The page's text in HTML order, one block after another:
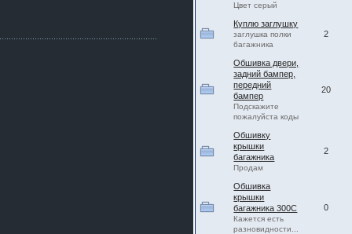
Цвет серый
Куплю заглушку
заглушка полки
багажника
2
Обшивка двери,
задний бампер,
передний
бампер
Подскажите
пожалуйста коды
20
Обшивку
крышки
багажника
Продам
2
Обшивка
крышки
багажника 300С
Кажется есть
разновидности...
0